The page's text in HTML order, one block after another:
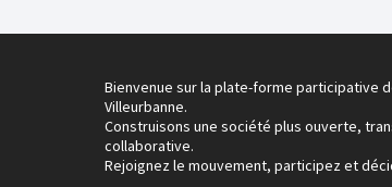
Bienvenue sur la plate-forme participative
Villeurbanne.
Construisons une société plus ouverte,
collaborative.
Rejoignez le mouvement, participez et